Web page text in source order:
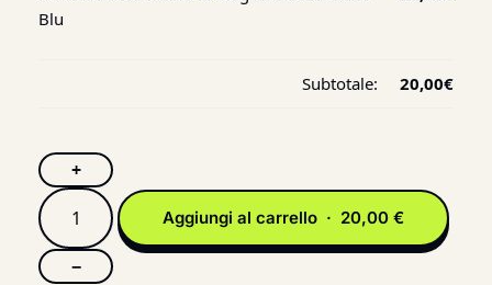
Blu
Subtotale: 20,00€
+
−
Aggiungi al carrello · 20,00 €